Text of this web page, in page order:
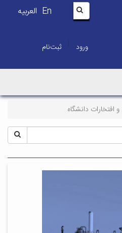
En العربیه
ورود | ثبت‌نام
افتخارات دانشگاه